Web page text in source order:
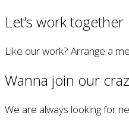
Let’s work together
Like our work? Arrange a
Wanna join our
We are always looking for